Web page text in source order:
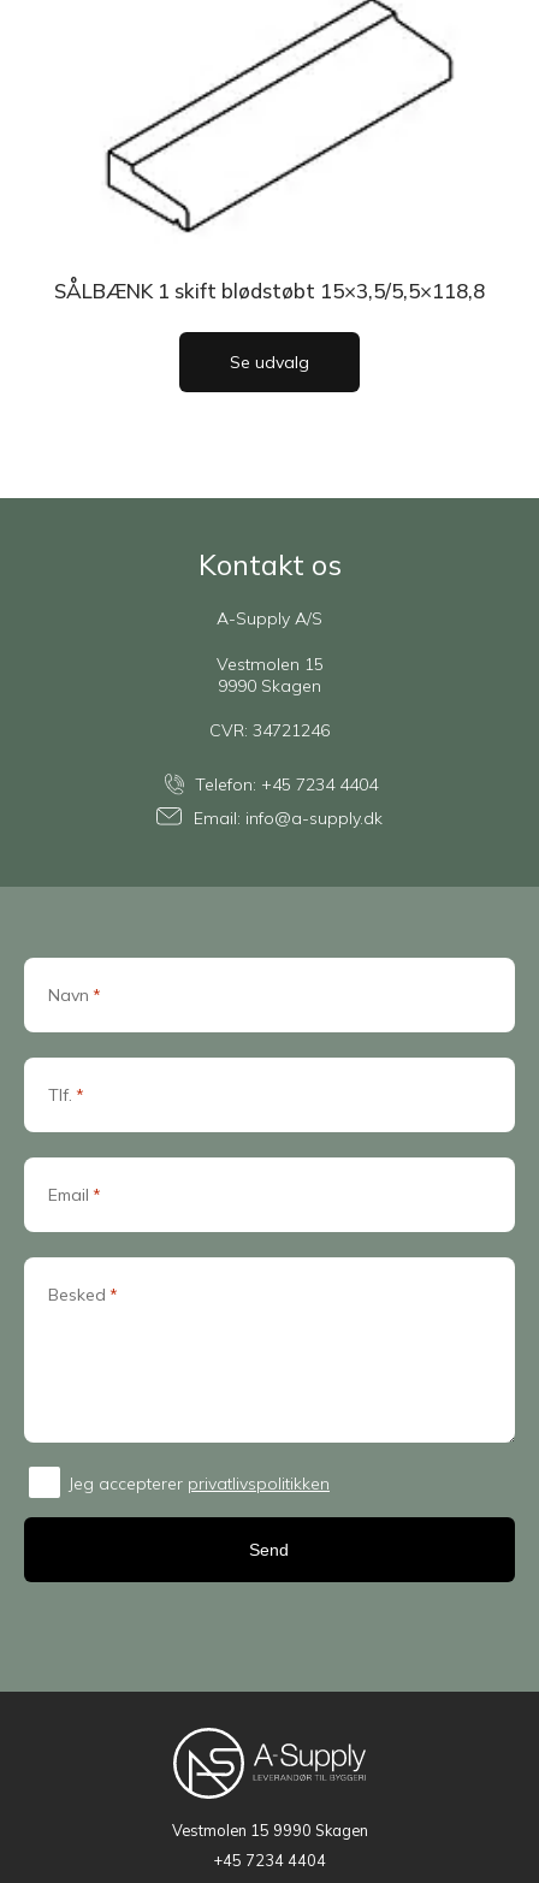
SÅLBÆNK 1 skift blødstøbt 15×3,5/5,5×118,8
Se udvalg
Navn *
Tlf. *
Email *
Besked *
Consent
Jeg accepterer privatlivspolitikken
Kontakt os
A-Supply A/S
Vestmolen 15
9990 Skagen
CVR: 34721246
Telefon: +45 7234 4404
Email: info@a-supply.dk
Vestmolen 15 9990 Skagen
+45 7234 4404